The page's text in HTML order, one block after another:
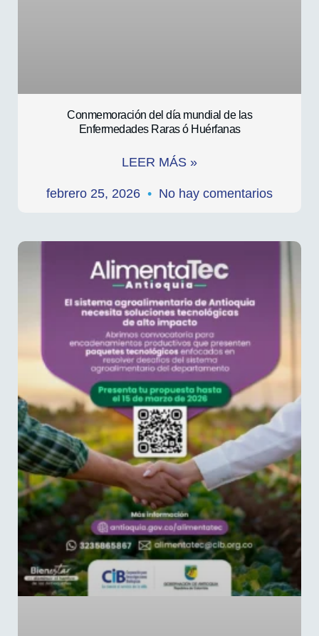
Conmemoración del día mundial de las
Enfermedades Raras ó Huérfanas
LEER MÁS »
febrero 25, 2026 No hay comentarios